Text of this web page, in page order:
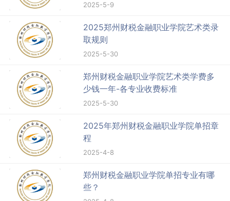
2025-5-9
2025郑州财税金融职业学院艺术类录
取规则
2025-5-30
郑州财税金融职业学院艺术类学费多
少钱一年-各专业收费标准
2025-5-30
2025年郑州财税金融职业学院单招章
程
2025-4-8
郑州财税金融职业学院单招专业有哪
些？